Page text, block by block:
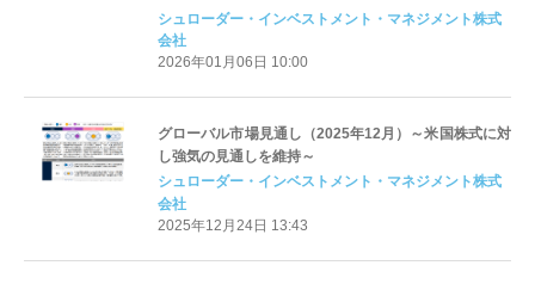
シュローダー・インベストメント・マネジメント株式
会社
2026年01月06日 10:00
グローバル市場見通し（2025年12月）～米国株式に対
し強気の見通しを維持～
シュローダー・インベストメント・マネジメント株式
会社
2025年12月24日 13:43